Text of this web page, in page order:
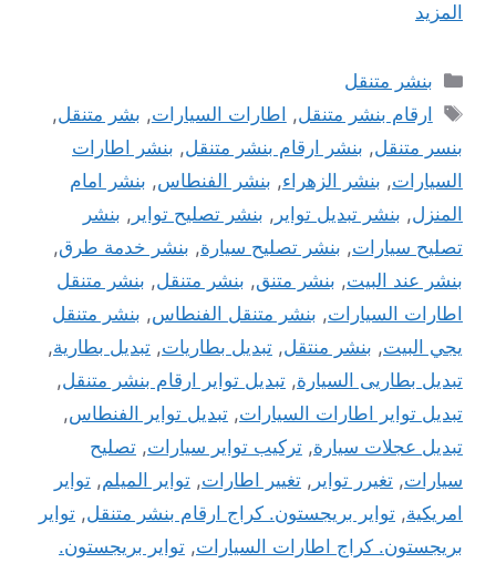
المزيد
التصنيفات
بنشر متنقل
الوسوم
ارقام بنشر متنقل, اطارات السيارات, بشر متنقل,
بنسر متنقل, بنشر ارقام بنشر متنقل, بنشر اطارات
السيارات, بنشر الزهراء, بنشر الفنطاس, بنشر امام
المنزل, بنشر تبديل تواير , بنشر تصليح تواير , بنشر
تصليح سيارات, بنشر تصليح سيارة, بنشر خدمة طرق,
بنشر عند البيت, بنشر متنق, بنشر متنقل, بنشر متنقل
اطارات السيارات, بنشر متنقل الفنطاس, بنشر متنقل
يجي البيت, بنشر منتقل, تبديل بطاريات, تبديل بطارية,
تبديل بطاريى السيارة, تبديل تواير ارقام بنشر متنقل,
تبديل تواير اطارات السيارات, تبديل تواير الفنطاس,
تبديل عجلات سيارة, تركيب تواير سيارات, تصليح
سيارات, تغيرر تواير , تغيير اطارات, تواير الميلم, تواير
امريكية, تواير بريجستون. كراج ارقام بنشر متنقل, تواير
بريجستون. كراج اطارات السيارات, تواير بريجستون.